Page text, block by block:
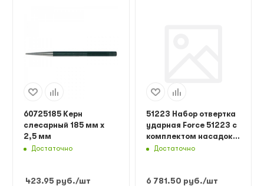
60725185 Керн
слесарный 185 мм х
2,5 мм
Достаточно
423.95 руб./шт
51223 Набор отвертка
ударная Force 51223 с
комплектом насадок и
выколотки 12 пр.
Достаточно
6 781.50 руб./шт